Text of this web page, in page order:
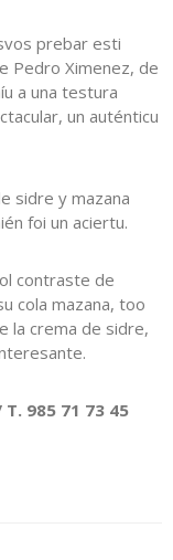
prebar esti
Pedro Ximenez, de
a una testura
un auténticu
sidre y mazana
foi un aciertu.
contraste de
cola mazana, too
la crema de sidre,
985 71 73 45